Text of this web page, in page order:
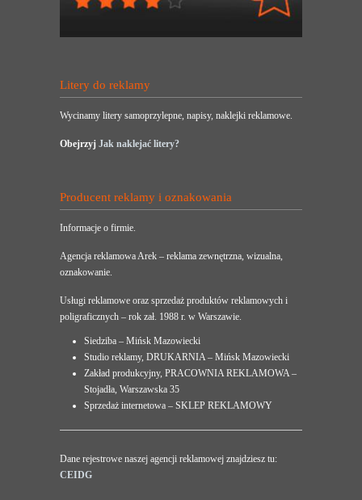
Litery do reklamy
Wycinamy litery samoprzylepne, napisy, naklejki reklamowe.
Obejrzyj Jak naklejać litery?
Producent reklamy i oznakowania
Informacje o firmie.
Agencja reklamowa Arek – reklama zewnętrzna, wizualna,
oznakowanie.
Usługi reklamowe oraz sprzedaż produktów reklamowych i
poligraficznych – rok zał. 1988 r. w Warszawie.
Siedziba – Mińsk Mazowiecki
Studio reklamy, DRUKARNIA – Mińsk Mazowiecki
Zakład produkcyjny, PRACOWNIA REKLAMOWA –
Stojadła, Warszawska 35
Sprzedaż internetowa – SKLEP REKLAMOWY
Dane rejestrowe naszej agencji reklamowej znajdziesz tu:
CEIDG